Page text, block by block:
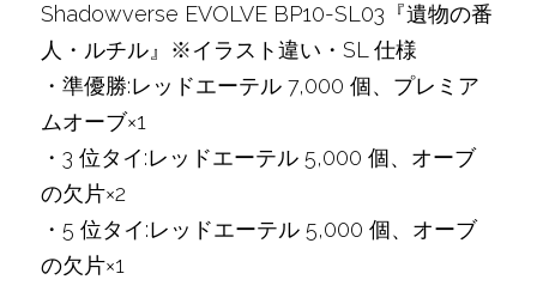
Shadowverse EVOLVE BP10-SL03『遺物の番
人・ルチル』※イラスト違い・SL 仕様
・準優勝:レッドエーテル 7,000 個、プレミア
ムオーブ×1
・3 位タイ:レッドエーテル 5,000 個、オーブ
の欠片×2
・5 位タイ:レッドエーテル 5,000 個、オーブ
の欠片×1